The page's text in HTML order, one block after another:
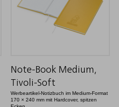
Note-Book Medium,
Tivoli-Soft
Werbeartikel-Notizbuch im Medium-Format
170 × 240 mm mit Hardcover, spitzen